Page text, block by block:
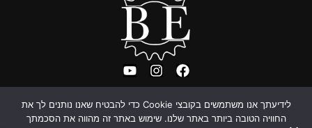
לידיעתך אנו משתמשים בקובצי Cookie כדי להבטיח שאנו נותנים לך את
החוויה הטובה ביותר באתר שלנו. שימוש באתר זה מהווה את הסכמתך